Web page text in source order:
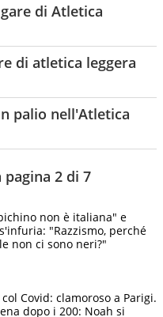
200m
200m
F
400 m
M
400m
F
400m ostacoli
400m ostacoli
400m ostacoli
800m
F
di Atletica
di atletica leggera
tutte le gare sulla pista
de la Ville e termina
palio nell'Atletica
2 di 7
non è italiana" e
"Razzismo, perché
non ci sono neri?"
Covid: clamoroso a Parigi.
dopo i 200: Noah si